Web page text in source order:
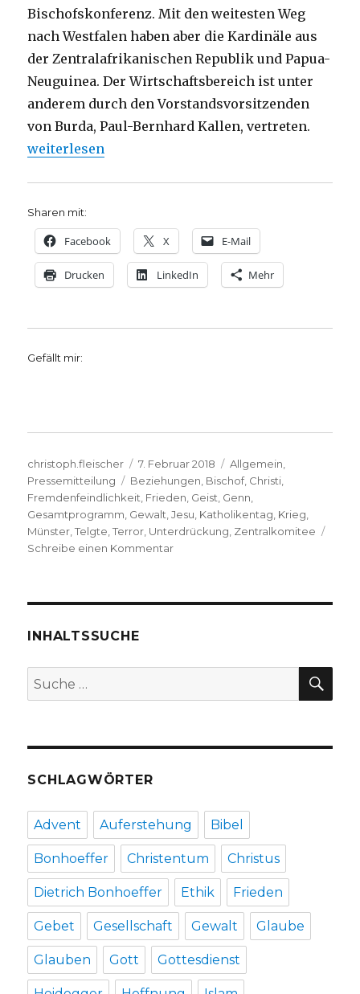
Bischofskonferenz. Mit den weitesten Weg
nach Westfalen haben aber die Kardinäle aus
der Zentralafrikanischen Republik und Papua-
Neuguinea. Der Wirtschaftsbereich ist unter
anderem durch den Vorstandsvorsitzenden
von Burda, Paul-Bernhard Kallen, vertreten.
„Frieden im Fokus – Pressemeldung,
weiterlesen
Sharen mit:
Facebook X E-Mail
Drucken LinkedIn Mehr
Gefällt mir:
Autor
christoph.fleischer
Veröffentlicht
am
7. Februar 2018 Kategorien
Allgemein
Pressemitteilung
Schlagwörter
Beziehungen Bischof, Christi
Fremdenfeindlichkeit Frieden Geist Genn
Gesamtprogramm Gewalt ,Jesu Katholikentag Krieg
Münster ,Telgte ,Terror Unterdrückung Zentralkomitee
Schreibe einen Kommentarzu
Münster
INHALTSSUCHE
Suche
nach:
SCHLAGWÖRTER
Advent Auferstehung Bibel
Bonhoeffer Christentum Christus
Dietrich Bonhoeffer Ethik Frieden
Gebet Gesellschaft Gewalt Glaube
Glauben Gott Gottesdienst